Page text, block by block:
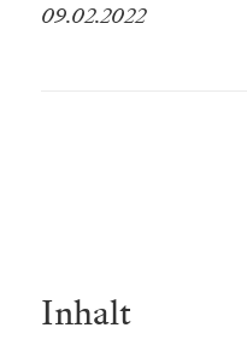
09.02.2022
Inhalt